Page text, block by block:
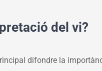
del vi?
difondre la